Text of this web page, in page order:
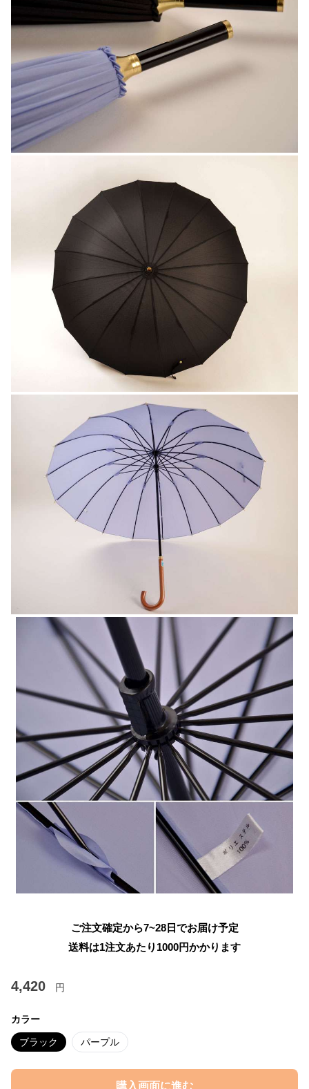
ご注文確定から7~28日でお届け予定
送料は1注文あたり 1000円かかります
4,420 円
カラー
ブラック パープル
購入画面に進む